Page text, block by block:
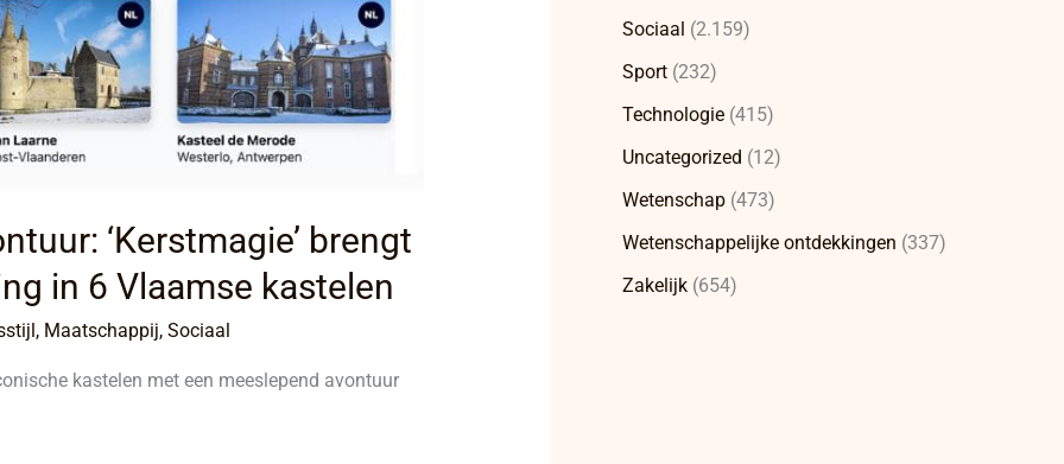
‘Kerstmagie’ brengt
in 6 Vlaamse kastelen
, Maatschappij, Sociaal
kastelen met een meeslepend avontuur
Sociaal (2.159)
Sport (232)
Technologie (415)
Uncategorized (12)
Wetenschap (473)
Wetenschappelijke ontdekkingen (337)
Zakelijk (654)